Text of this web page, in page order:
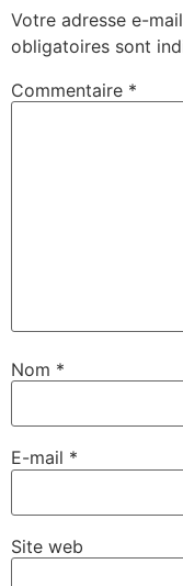
Votre adresse e-
obligatoires sont
Commentaire *
Nom *
E-mail *
Site web
Assistant